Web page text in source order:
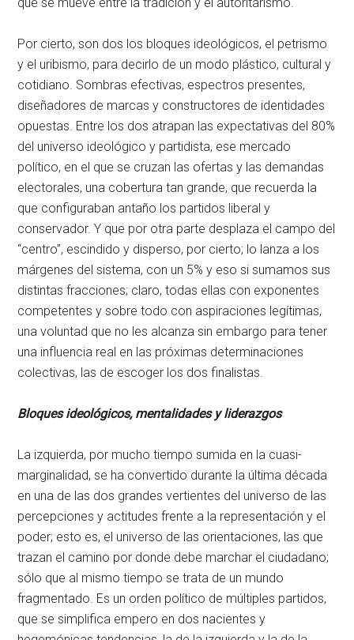
Por cierto, son dos los bloques ideológicos, el petrismo
y el uribismo, para decirlo de un modo plástico, cultural y
cotidiano. Sombras efectivas, espectros presentes,
diseñadores de marcas y constructores de identidades
opuestas. Entre los dos atrapan las expectativas del 80%
del universo ideológico y partidista, ese mercado
político, en el que se cruzan las ofertas y las demandas
electorales, una cobertura tan grande, que recuerda la
que configuraban antaño los partidos liberal y
conservador. Y que por otra parte desplaza el campo del
“centro”, escindido y disperso, por cierto; lo lanza a los
márgenes del sistema, con un 5% y eso si sumamos sus
distintas fracciones; claro, todas ellas con exponentes
competentes y sobre todo con aspiraciones legítimas,
una voluntad que no les alcanza sin embargo para tener
una influencia real en las próximas determinaciones
colectivas, las de escoger los dos finalistas.
Bloques ideológicos, mentalidades y liderazgos
La izquierda, por mucho tiempo sumida en la cuasi-
marginalidad, se ha convertido durante la última década
en una de las dos grandes vertientes del universo de las
percepciones y actitudes frente a la representación y el
poder; esto es, el universo de las orientaciones, las que
trazan el camino por donde debe marchar el ciudadano;
sólo que al mismo tiempo se trata de un mundo
fragmentado. Es un orden político de múltiples partidos,
que se simplifica empero en dos nacientes y